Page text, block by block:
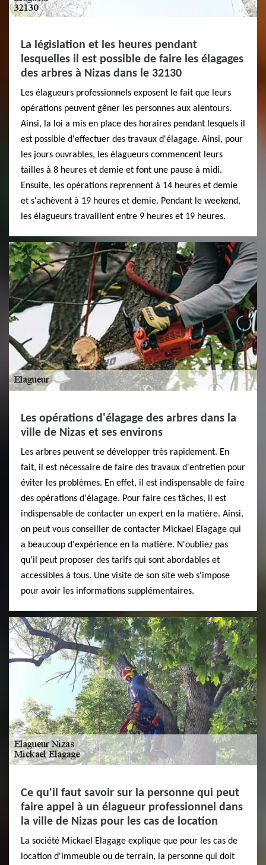
La législation et les heures pendant
lesquelles il est possible de faire les élagages
des arbres à Nizas dans le 32130
Les élagueurs professionnels exposent le fait que leurs
opérations peuvent gêner les personnes aux alentours.
Ainsi, la loi a mis en place des horaires pendant lesquels il
est possible d'effectuer des travaux d'élagage. Ainsi, pour
les jours ouvrables, les élagueurs commencent leurs
tailles à 8 heures et demie et font une pause à midi.
Ensuite, les opérations reprennent à 14 heures et demie
et s'achèvent à 19 heures et demie. Pendant le weekend,
les élagueurs travaillent entre 9 heures et 19 heures.
Les opérations d'élagage des arbres dans la
ville de Nizas et ses environs
Les arbres peuvent se développer très rapidement. En
fait, il est nécessaire de faire des travaux d'entretien pour
éviter les problèmes. En effet, il est indispensable de faire
des opérations d'élagage. Pour faire ces tâches, il est
indispensable de contacter un expert en la matière. Ainsi,
on peut vous conseiller de contacter Mickael Elagage qui
a beaucoup d'expérience en la matière. N'oubliez pas
qu'il peut proposer des tarifs qui sont abordables et
accessibles à tous. Une visite de son site web s'impose
pour avoir les informations supplémentaires.
Ce qu'il faut savoir sur la personne qui peut
faire appel à un élagueur professionnel dans
la ville de Nizas pour les cas de location
La société Mickael Elagage explique que pour les cas de
location d'immeuble ou de terrain, la personne qui doit